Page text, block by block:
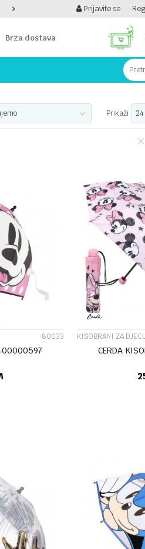
PLATI UNICREDIT
Prijavite se
Brza dostava
Prikaži
80033 KIŠOBRANI ZA
CERDA